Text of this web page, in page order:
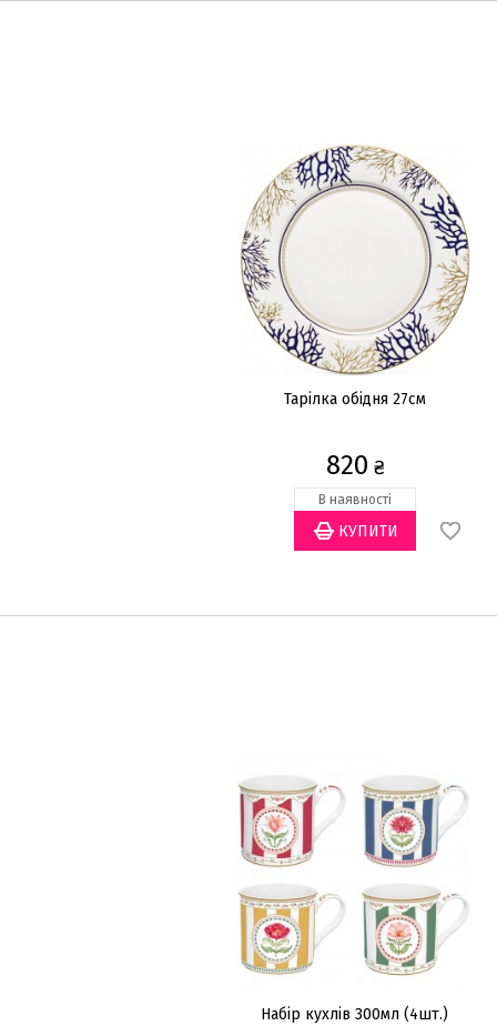
Тарілка обідня 27см
820 ₴
В наявності
Набір кухлів 300мл (4шт.)